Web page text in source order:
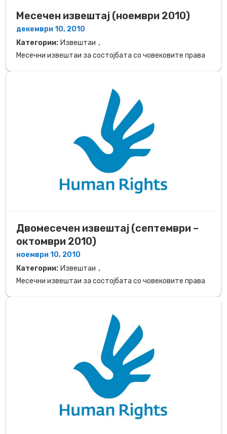
Месечен извештај (ноември 2010)
декември 10, 2010
Категории: Извештаи ,
Месечни извештаи за состојбата со човековите права
Двомесечен извештај (септември –
октомври 2010)
ноември 10, 2010
Категории: Извештаи ,
Месечни извештаи за состојбата со човековите права